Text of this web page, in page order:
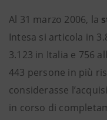
Al 31 marzo 2006, la
Intesa si articola in
3.123 in Italia e 756
443 persone in più
considerasse
in corso di